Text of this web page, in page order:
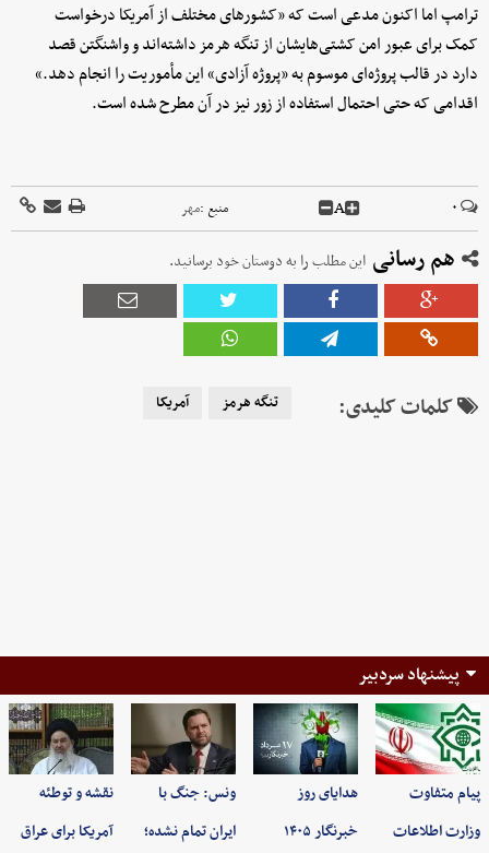
ترامپ اما اکنون مدعی است که «کشورهای مختلف از آمریکا درخواست
کمک برای عبور امن کشتی‌هایشان از تنگه هرمز داشته‌اند و واشنگتن قصد
دارد در قالب پروژه‌ای موسوم به «پروژه آزادی» این مأموریت را انجام دهد.»
اقدامی که حتی احتمال استفاده از زور نیز در آن مطرح شده است.
۰ A منبع :مهر
هم رسانی این مطلب را به دوستان خود برسانید.
کلمات کلیدی: تنگه هرمز آمریکا
پیشنهاد سردبیر
پیام متفاوت
وزارت اطلاعات
هدایای روز
خبرنگار ۱۴۰۵
ونس: جنگ با
ایران تمام نشده؛
نقشه و توطئه
آمریکا برای عراق